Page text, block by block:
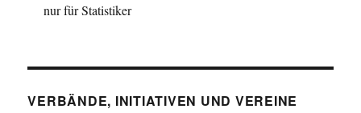
nur für Statistiker
VERBÄNDE, INITIATIVEN UND VEREINE